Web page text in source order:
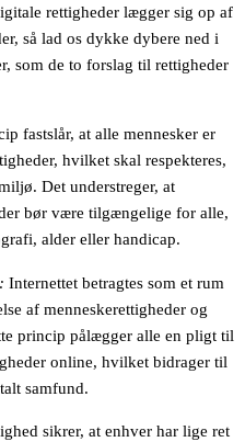
rettigheder lægger sig op af
så lad os dykke dybere ned i
som de to forslag til rettigheder
fastslår, at alle mennesker er
hvilket skal respekteres,
Det understreger, at
bør være tilgængelige for alle,
alder eller handicap.
Internettet betragtes som et rum
af menneskerettigheder og
princip pålægger alle en pligt til
online, hvilket bidrager til
samfund.
sikrer, at enhver har lige ret